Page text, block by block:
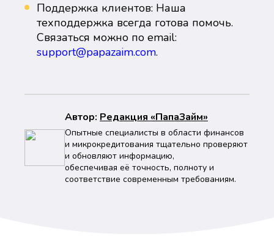
Поддержка клиентов: Наша
техподдержка всегда готова помочь.
Связаться можно по email:
support@papazaim.com.
Автор: Peдaкция «ПапаЗайм»
Опытные специалисты в области финансов
и микрокредитования тщательно проверяют
и обновляют информацию,
обеспечивая её точность, полноту и
соответствие современным требованиям.